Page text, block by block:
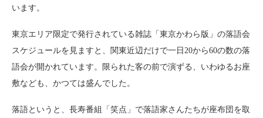
います。
東京エリア限定で発行されている雑誌「東京かわら版」の落語会
スケジュールを見ますと、関東近辺だけで一日20から60の数の落
語会が開かれています。限られた客の前で演ずる、いわゆるお座
敷なども、かつては盛んでした。
落語というと、長寿番組「笑点」で落語家さんたちが座布団を取